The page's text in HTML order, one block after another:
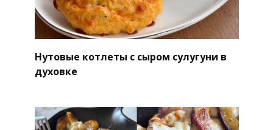
Нутовые котлеты с сыром сулугуни в
духовке